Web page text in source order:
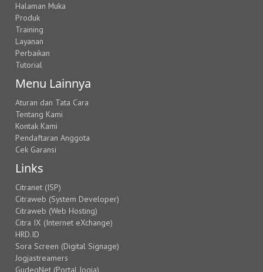
Halaman Muka
Produk
Training
Layanan
Perbaikan
Tutorial
Menu Lainnya
Aturan dan Tata Cara
Tentang Kami
Kontak Kami
Pendaftaran Anggota
Cek Garansi
Links
Citranet (ISP)
Citraweb (System Developer)
Citraweb (Web Hosting)
Citra IX (Internet eXchange)
HRD.ID
Sora Screen (Digital Signage)
Jogjastreamers
GudegNet (Portal Jogja)